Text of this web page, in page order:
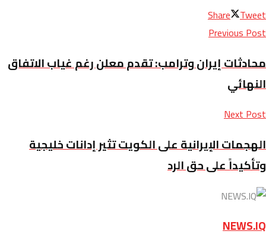
Share Tweet
Previous Post
محادثات إيران وترامب: تقدم معلن رغم غياب الاتفاق
النهائي
Next Post
الهجمات الإيرانية على الكويت تثير إدانات خليجية
وتأكيداً على حق الرد
NEWS.IQ